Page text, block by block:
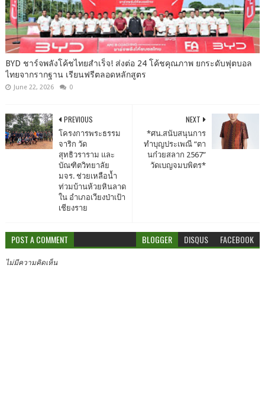
BYD ชาร์จพลังโค้ชไทยสำเร็จ! ส่งต่อ 24 โค้ชคุณภาพ ยกระดับฟุตบอล
ไทยจากรากฐาน เรียนฟรีตลอดหลักสูตร
June 22, 2026 0
NEXT
*ศน.สนับสนุนการ
ทำบุญประเพณี “ตา
นก๋วยสลาก 2567”
วัดเบญจมบพิตร*
PREVIOUS
โครงการพระธรรม
จาริก วัด
สุทธิวราราม และ
บัณฑิตวิทยาลัย
มจร. ช่วยเหลือน้ำ
ท่วมบ้านห้วยหินลาด
ใน อำเภอเวียงป่าเป้า
เชียงราย
POST A COMMENT BLOGGER DISQUS FACEBOOK
ไม่มีความคิดเห็น